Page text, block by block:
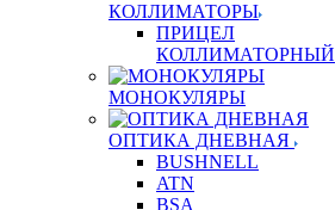
КОЛЛИМАТОРЫ
ПРИЦЕЛ
КОЛЛИМАТОРНЫЙ
МОНОКУЛЯРЫ
ОПТИКА ДНЕВНАЯ
BUSHNELL
ATN
BSA